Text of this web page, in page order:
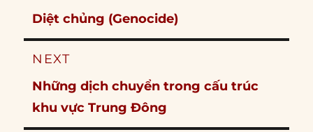
Previous
post:
Diệt chủng (Genocide)
NEXT
Next
post:
Những dịch chuyển trong cấu trúc
khu vực Trung Đông